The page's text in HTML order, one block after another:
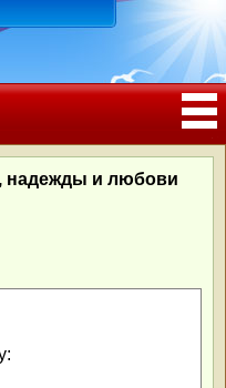
РОЖДЕНИЯ, ЮБИЛЕЕМ
надежды и любови